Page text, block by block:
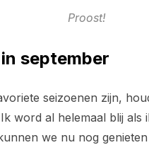
Proost!
september
seizoenen zijn,
word al helemaal blij
we nu nog